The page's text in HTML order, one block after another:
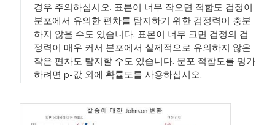
경우 주의하십시오. 표본이 너무 작으면 적합도 검정이
분포에서 유의한 편차를 탐지하기 위한 검정력이 충분
하지 않을 수도 있습니다. 표본이 너무 크면 검정의 검
정력이 매우 커서 분포에서 실제적으로 유의하지 않은
작은 편차도 탐지할 수도 있습니다. 분포 적합도를 평가
하려면 p-값 외에 확률도를 사용하십시오.